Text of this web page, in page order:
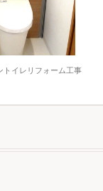
トイレリフォーム工事